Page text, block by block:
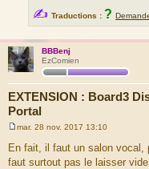
✍ Traductions : ?
BBBenj
EzComien
EXTENSION : Board3
Portal
s
s
mar. 28 nov. 2017 13:10
En fait, il faut un salon vocal,
faut surtout pas le laisser